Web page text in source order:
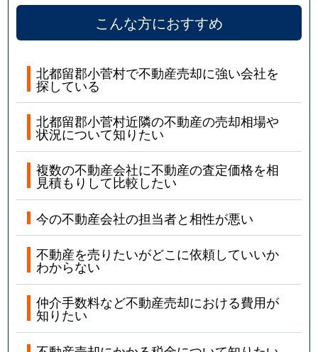
こんな方におすすめ
北都留郡小菅村で不動産売却に強い会社を
探している
北都留郡小菅村近隣の不動産の売却相場や
状況について知りたい
複数の不動産会社に不動産の査定価格を相
見積もりして比較したい
今の不動産会社の担当者と相性が悪い
不動産を売りたいがどこに依頼していいか
わからない
仲介手数料など不動産売却における費用が
知りたい